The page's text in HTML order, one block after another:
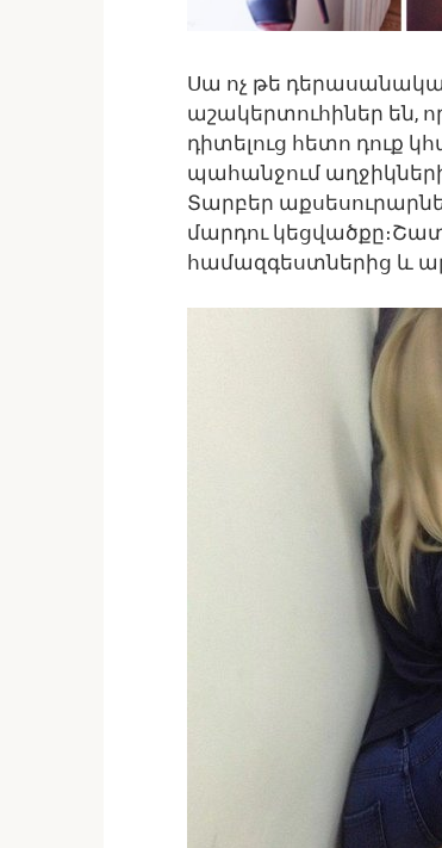
Սա ոչ թե
աշակերտուհիներ են,
դիտելուց հետո դուք
պահանջում
Տարբեր
մարդու
համազգեստներից և